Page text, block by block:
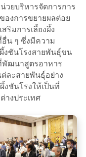
วยบริหารจัดการการ
องการขยายผลต่อย
ริมการเลี้ยงผึ้ง
น ๆ ซึ่งมีความ
งชันโรงสายพันธุ์ขน
พัฒนาสูตรอาหาร
ละสายพันธุ์อย่าง
ชันโรงให้เป็นที่
างประเทศ